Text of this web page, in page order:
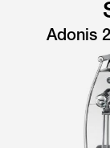
Adonis